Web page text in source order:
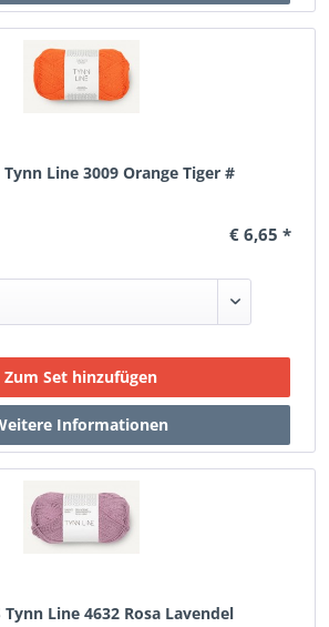
Tynn Line 3009 Orange Tiger #
€ 6,65 *
Tynn Line 4632 Rosa Lavendel